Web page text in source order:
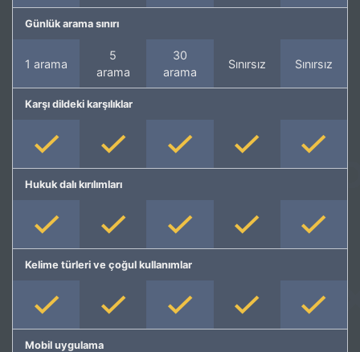
Günlük arama sınırı
1 arama
5
arama
30
arama
Sınırsız Sınırsız
Karşı dildeki karşılıklar
Hukuk dalı kırılımları
Kelime türleri ve çoğul kullanımlar
Mobil uygulama